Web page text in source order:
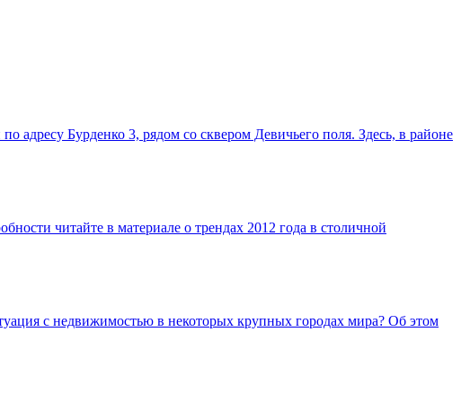
Бурденко 3, рядом со сквером Девичьего поля. Здесь, в районе
читайте в материале о трендах 2012 года в столичной
с недвижимостью в некоторых крупных городах мира? Об этом